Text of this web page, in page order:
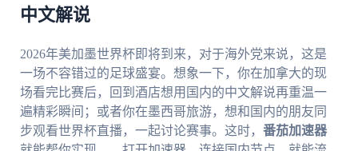
中文解说
2026年美加墨世界杯即将到来，对于海外党来说，这是
一场不容错过的足球盛宴。想象一下，你在加拿大的现
场看完比赛后，回到酒店想用国内的中文解说再重温一
遍精彩瞬间；或者你在墨西哥旅游，想和国内的朋友同
步观看世界杯直播，一起讨论赛事。这时， 番茄加速器